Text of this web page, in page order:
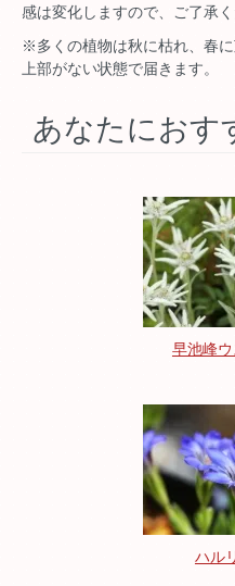
感は変化しますので、ご了承く
※多くの植物は秋に枯れ、春
上部がない状態で届きます。
あなたにおす
早池峰
ハル